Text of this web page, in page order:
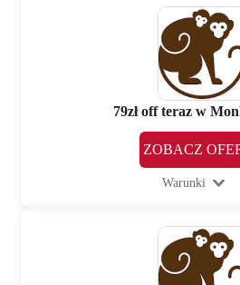
79zł off teraz w
ZOBACZ
Warunki